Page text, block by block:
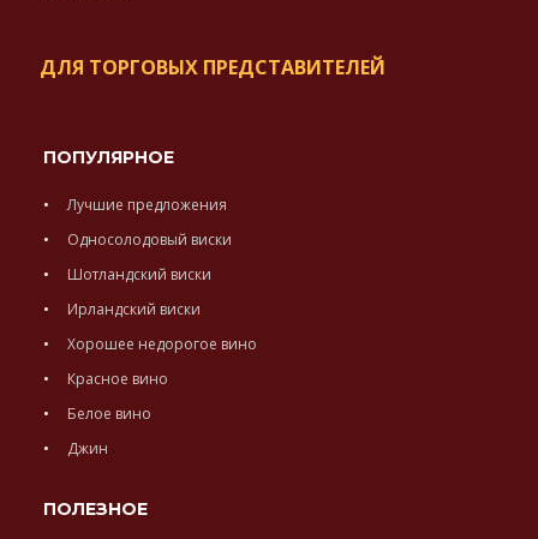
ДЛЯ ТОРГОВЫХ ПРЕДСТАВИТЕЛЕЙ
ПОПУЛЯРНОЕ
Лучшие предложения
Односолодовый виски
Шотландский виски
Ирландский виски
Хорошее недорогое вино
Красное вино
Белое вино
Джин
ПОЛЕЗНОЕ